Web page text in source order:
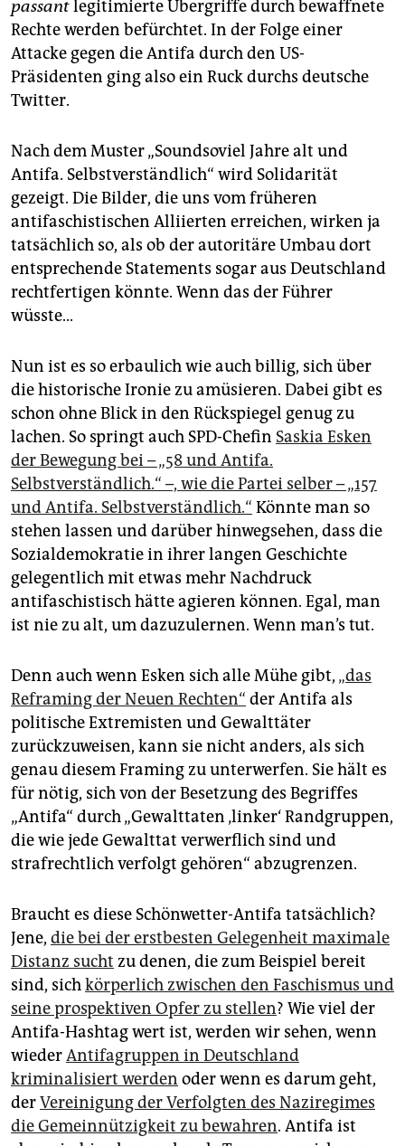
epaper login
passantlegitimierte Übergriffe durch bewaffnete
Rechte werden befürchtet. In der Folge einer
Attacke gegen die Antifa durch den US-
Präsidenten ging also ein Ruck durchs deutsche
Twitter.
Nach dem Muster „Soundsoviel Jahre alt und
Antifa. Selbstverständlich“ wird Solidarität
gezeigt. Die Bilder, die uns vom früheren
antifaschistischen Alliierten erreichen, wirken ja
tatsächlich so, als ob der autoritäre Umbau dort
entsprechende Statements sogar aus Deutschland
rechtfertigen könnte. Wenn das der Führer
wüsste...
Nun ist es so erbaulich wie auch billig, sich über
die historische Ironie zu amüsieren. Dabei gibt es
schon ohne Blick in den Rückspiegel genug zu
lachen. So springt auch SPD-Chefin Saskia Esken
der Bewegung bei – „58 und Antifa.
Selbstverständlich.“ –, wie die Partei selber – „157
und Antifa. Selbstverständlich.“ Könnte man so
stehen lassen und darüber hinwegsehen, dass die
Sozialdemokratie in ihrer langen Geschichte
gelegentlich mit etwas mehr Nachdruck
antifaschistisch hätte agieren können. Egal, man
ist nie zu alt, um dazuzulernen. Wenn man’s tut.
Denn auch wenn Esken sich alle Mühe gibt, „das
Reframing der Neuen Rechten“ der Antifa als
politische Extremisten und Gewalttäter
zurückzuweisen, kann sie nicht anders, als sich
genau diesem Framing zu unterwerfen. Sie hält es
für nötig, sich von der Besetzung des Begriffes
„Antifa“ durch „Gewalttaten ‚linker‘ Randgruppen,
die wie jede Gewalttat verwerflich sind und
strafrechtlich verfolgt gehören“ abzugrenzen.
Braucht es diese Schönwetter-Antifa tatsächlich?
Jene, die bei der erstbesten Gelegenheit maximale
Distanz sucht zu denen, die zum Beispiel bereit
sind, sichkörperlich zwischen den Faschismus und
seine prospektiven Opfer zu stellen? Wie viel der
Antifa-Hashtag wert ist, werden wir sehen, wenn
wiederAntifagruppen in Deutschland
kriminalisiert werden oder wenn es darum geht,
derVereinigung der Verfolgten des Naziregimes
die Gemeinnützigkeit zu bewahren. Antifa ist